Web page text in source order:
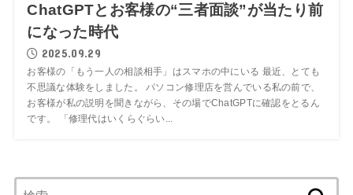
ChatGPTとお客様の“三者面談”が当たり前
になった時代
2025.09.29
お客様の「もう一人の相談相手」はスマホの中にいる 最近、とても
不思議な体験をしました。 パソコン修理店を営んでいる私の前で、
お客様が私の説明を聞きながら、その場でChatGPTに確認をとるん
です。 「修理代はいくらぐらい...